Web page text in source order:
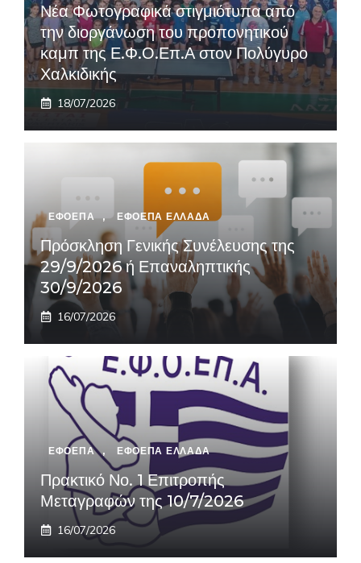
Νέα Φωτογραφικά στιγμιότυπα από
την διοργάνωση του προπονητικού
καμπ της Ε.Φ.Ο.Επ.Α στον Πολύγυρο
Χαλκιδικής
18/07/2026
ΕΦΟΕΠΑ , ΕΦΟΕΠΑ ΕΛΛΑΔΑ
Πρόσκληση Γενικής Συνέλευσης της
29/9/2026 ή Επαναληπτικής
30/9/2026
16/07/2026
ΕΦΟΕΠΑ , ΕΦΟΕΠΑ ΕΛΛΑΔΑ
Πρακτικό Νο. 1 Επιτροπής
Μεταγραφών της 10/7/2026
16/07/2026